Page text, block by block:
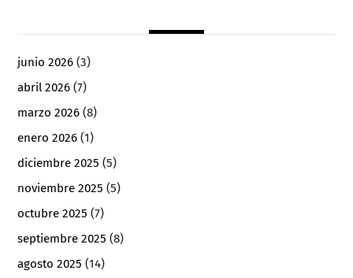
junio 2026 (3)
abril 2026 (7)
marzo 2026 (8)
enero 2026 (1)
diciembre 2025 (5)
noviembre 2025 (5)
octubre 2025 (7)
septiembre 2025 (8)
agosto 2025 (14)